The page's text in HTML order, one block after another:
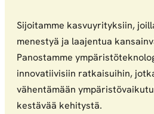
Sijoitamme kasvuyrityksiin,
menestyä ja laajentua
Panostamme
innovatiivisiin ratkaisuihin,
vähentämään
kestävää kehitystä.